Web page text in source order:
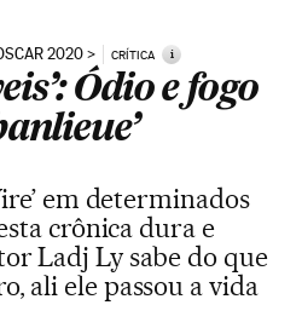
2020 CRÍTICA i
Ódio e fogo
em determinados
crônica dura e
Ladj Ly sabe do que
ali ele passou a vida